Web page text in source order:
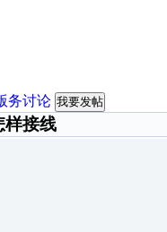
务讨论 我要发帖
样接线